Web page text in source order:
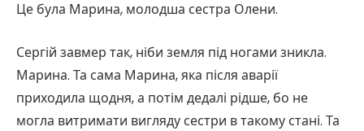
Це була Марина, молодша сестра Олени.
Сергій завмер так, ніби земля під ногами зникла.
Марина. Та сама Марина, яка після аварії
приходила щодня, а потім дедалі рідше, бо не
могла витримати вигляду сестри в такому стані. Та